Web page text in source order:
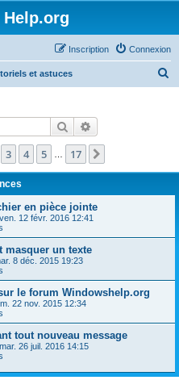
Connexion
Inscription
et astuces
Rechercher
17
3 4 5 17
en pièce jointe
ven. 12 févr. 2016 12:41
masquer un texte
8 déc. 2015 19:23
le forum Windowshelp.org
22 nov. 2015 12:34
tout nouveau message
mar. 26 juil. 2016 14:15